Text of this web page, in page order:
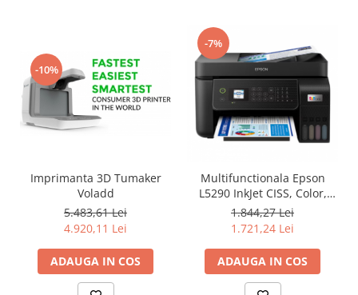
-10%
Imprimanta 3D Tumaker
Voladd
5.483,61 Lei
4.920,11 Lei
ADAUGA IN COS
-7%
Multifunctionala Epson
L5290 InkJet CISS, Color,
Format A4, Retea, Wi-Fi, Fax
1.844,27 Lei
1.721,24 Lei
ADAUGA IN COS